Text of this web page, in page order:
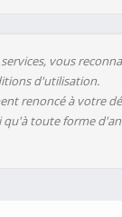
vous
d'utilisation.
renoncé à votre
qu'à toute forme